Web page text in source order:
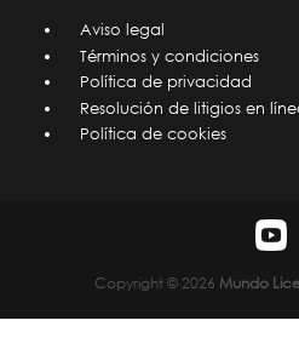
Aviso legal
Términos y condiciones
Política de privacidad
Resolución de litigios en
Política de cookies
Copyright © 2026 Mundo